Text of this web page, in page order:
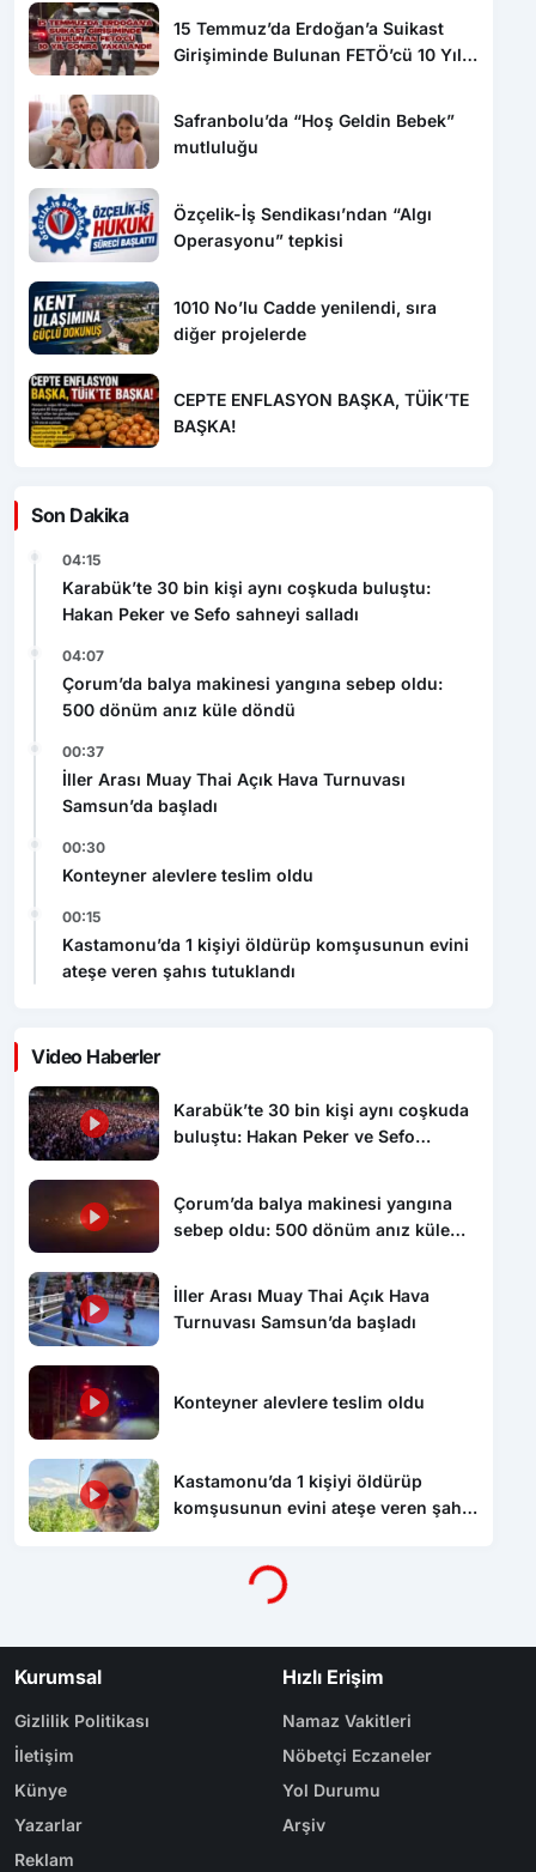
15 Temmuz’da Erdoğan’a Suikast
Girişiminde Bulunan FETÖ’cü 10 Yıl
Safranbolu’da “Hoş Geldin Bebek”
mutluluğu
Özçelik-İş Sendikası’ndan “Algı
Operasyonu” tepkisi
1010 No’lu Cadde yenilendi, sıra
diğer projelerde
CEPTE ENFLASYON BAŞKA, TÜİK’TE
BAŞKA!
Son Dakika
04:15
Karabük’te 30 bin kişi aynı coşkuda buluştu:
Hakan Peker ve Sefo sahneyi salladı
04:07
Çorum’da balya makinesi yangına sebep oldu:
500 dönüm anız küle döndü
00:37
İller Arası Muay Thai Açık Hava Turnuvası
Samsun’da başladı
00:30
Konteyner alevlere teslim oldu
00:15
Kastamonu’da 1 kişiyi öldürüp komşusunun evini
ateşe veren şahıs tutuklandı
Video Haberler
Karabük’te 30 bin kişi aynı coşkuda
buluştu: Hakan Peker ve Sefo
Çorum’da balya makinesi yangına
sebep oldu: 500 dönüm anız küle
İller Arası Muay Thai Açık Hava
Turnuvası Samsun’da başladı
Konteyner alevlere teslim oldu
Kastamonu’da 1 kişiyi öldürüp
komşusunun evini ateşe veren şahıs
Yükleniyor...
Kurumsal
Gizlilik Politikası
İletişim
Künye
Yazarlar
Reklam
Hızlı Erişim
Namaz Vakitleri
Nöbetçi Eczaneler
Yol Durumu
Arşiv